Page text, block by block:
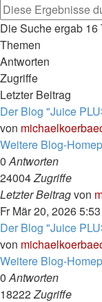
Die Suche ergab 16
Themen
Antworten
Zugriffe
Letzter Beitrag
Der Blog "Juice
von
Weitere Blog-
0Antworten
24004Zugriffe
Letzter Beitragvon
Fr Mär 20, 2026
Der Blog "Juice
von
Weitere Blog-
0Antworten
18222Zugriffe